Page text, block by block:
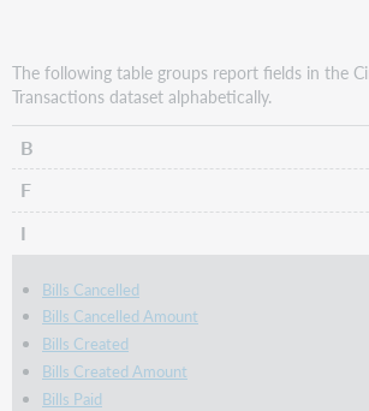
The following table groups report fields in the
Transactions dataset alphabetically.
B
F
I
Bills Cancelled
Bills Cancelled Amount
Bills Created
Bills Created Amount
Bills Paid